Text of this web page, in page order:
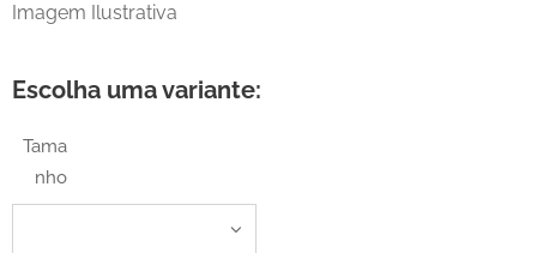
Imagem Ilustrativa
Escolha uma variante:
Tama
nho